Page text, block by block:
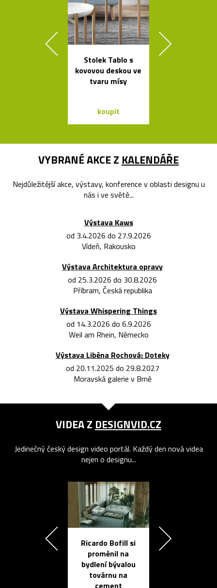
Stolek Tablo s
kovovou deskou ve
tvaru mísy
koupit
VYBRANÉ AKCE Z KALENDÁŘE
Nejdůležitější akce, výstavy, konference v oblasti designu u
nás i ve světě...
Výstava Kaws
od 3.4.2026 do 27.9.2026
Vídeň, Rakousko
Výstava Architektura opravy
od 25.3.2026 do 30.8.2026
Příbram, Česká republika
Výstava Whispering Things
od 14.3.2026 do 6.9.2026
Weil am Rhein, Německo
Výstava Liběna Rochová: Doteky
od 20.11.2025 do 29.8.2027
Moravská galerie v Brně
VIDEA Z DESIGNVID.CZ
Jedinečný český design video portál. Každý den nová videa
nejen o designu...
Ricardo Bofill si
proměnil na
bydlení bývalou
továrnu na